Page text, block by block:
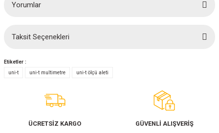
Yorumlar
Bu ürüne ilk yorumu siz yapın!
Yorum Yaz
Taksit Seçenekleri
Etiketler :
uni-t
uni-t multimetre uni-t ölçü aleti
ÜCRETSİZ KARGO GÜVENLİ ALIŞVERİŞ